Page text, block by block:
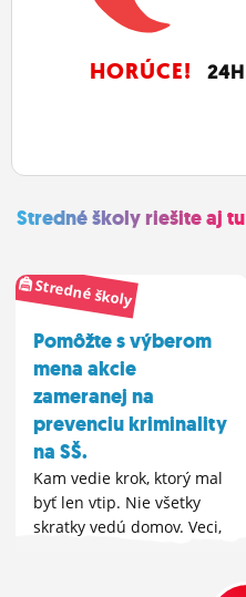
HORÚCE! 24H
Stredné školy riešite aj tu
Stredné školy
Pomôžte s výberom
mena akcie
zameranej na
prevenciu kriminality
na SŠ.
Kam vedie krok, ktorý mal
byť len vtip. Nie všetky
skratky vedú domov. Veci,